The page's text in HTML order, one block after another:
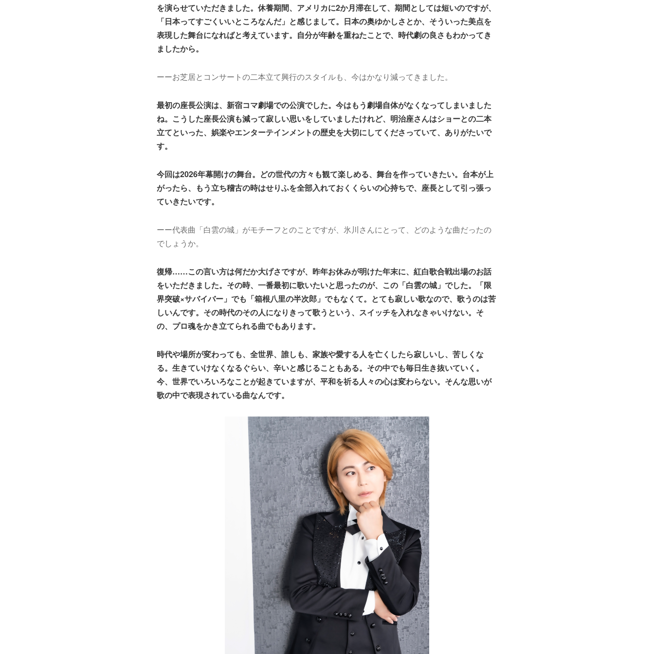
を演らせていただきました。休養期間、アメリカに2か月滞在して、期間としては短いのですが、
「日本ってすごくいいところなんだ」と感じまして。日本の奥ゆかしさとか、そういった美点を
表現した舞台になればと考えています。自分が年齢を重ねたことで、時代劇の良さもわかってき
ましたから。
ーーお芝居とコンサートの二本立て興行のスタイルも、今はかなり減ってきました。
最初の座長公演は、新宿コマ劇場での公演でした。今はもう劇場自体がなくなってしまいました
ね。こうした座長公演も減って寂しい思いをしていましたけれど、明治座さんはショーとの二本
立てといった、娯楽やエンターテインメントの歴史を大切にしてくださっていて、ありがたいで
す。
今回は2026年幕開けの舞台。どの世代の方々も観て楽しめる、舞台を作っていきたい。台本が上
がったら、もう立ち稽古の時はせりふを全部入れておくくらいの心持ちで、座長として引っ張っ
ていきたいです。
ーー代表曲「白雲の城」がモチーフとのことですが、氷川さんにとって、どのような曲だったの
でしょうか。
復帰……この言い方は何だか大げさですが、昨年お休みが明けた年末に、紅白歌合戦出場のお話
をいただきました。その時、一番最初に歌いたいと思ったのが、この「白雲の城」でした。「限
界突破×サバイバー」でも「箱根八里の半次郎」でもなくて。とても寂しい歌なので、歌うのは苦
しいんです。その時代のその人になりきって歌うという、スイッチを入れなきゃいけない。そ
の、プロ魂をかき立てられる曲でもあります。
時代や場所が変わっても、全世界、誰しも、家族や愛する人を亡くしたら寂しいし、苦しくな
る。生きていけなくなるぐらい、辛いと感じることもある。その中でも毎日生き抜いていく。
今、世界でいろいろなことが起きていますが、平和を祈る人々の心は変わらない。そんな思いが
歌の中で表現されている曲なんです。